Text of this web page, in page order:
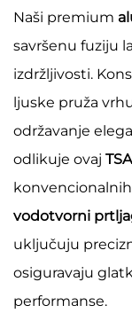
Naši premium
savršenu fuziju
izdržljivosti.
ljuske pruža
održavanje
odlikuje ovaj
vodotvorni
uključuju
osiguravaju
performanse.